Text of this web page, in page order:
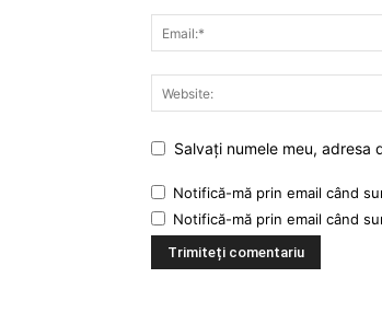
Salvați numele meu,
Notifică-mă prin email când
Notifică-mă prin email când